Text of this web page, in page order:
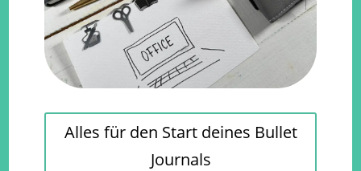
Alles für den Start deines Bullet
Journals